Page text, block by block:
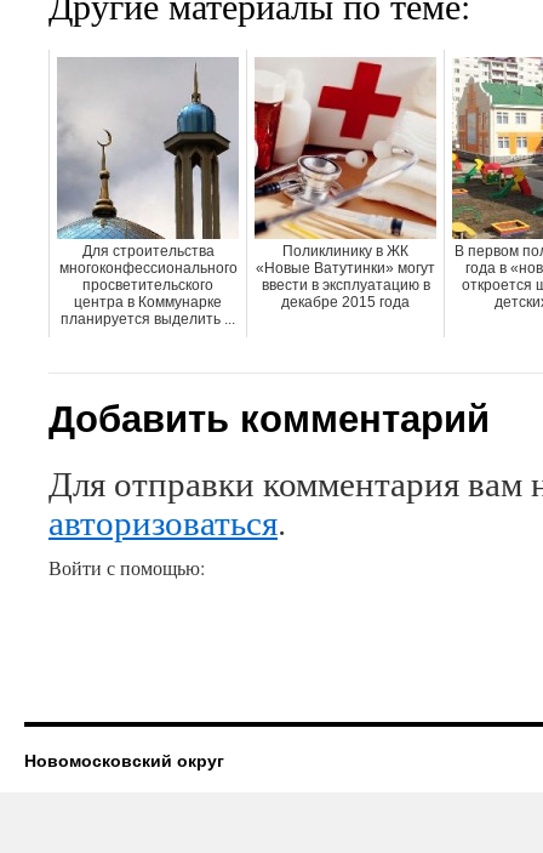
Для строительства
многоконфессионального
просветительского
центра в Коммунарке
планируется выделить ...
Поликлинику в ЖК
«Новые Ватутинки» могут
ввести в эксплуатацию в
декабре 2015 года
В первом
года в
откроется
Добавить комментарий
Для отправки комментария вам
авторизоваться.
Войти с помощью:
Новомосковский округ